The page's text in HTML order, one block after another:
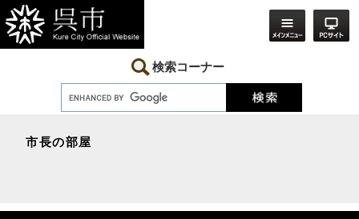
ー
ジ
の
ニ
ュ
ー
検索コーナー
市長の部屋